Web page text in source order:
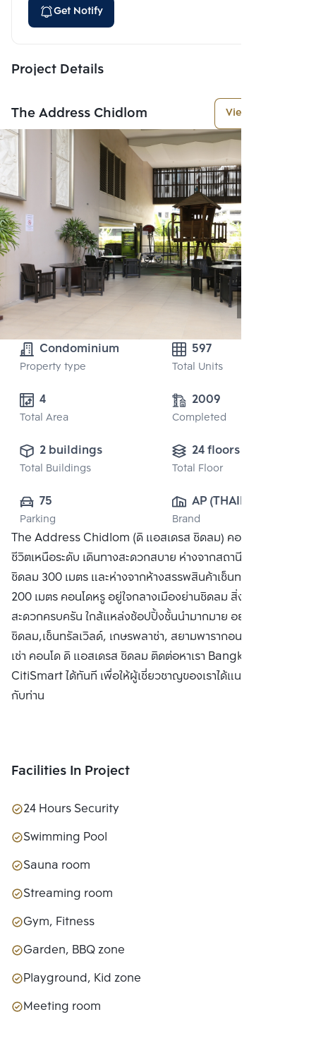
Get Notify
Project Details
The Address Chidlom View More
Condominium
Property type
597
Total Units
4
Total Area
2009
Completed
2 buildings
Total Buildings
24 floors
Total Floor
75
Parking
AP (THAILAND)
PUBLIC CO.,
LTD.
Brand
The Address Chidlom (ดิ แอสเดรส ชิดลม) คอนโดที่ให้คุณใช้
ชีวิตเหนือระดับ เดินทางสะดวกสบาย ห่างจากสถานีรถไฟฟ้า BTS
ชิดลม 300 เมตร และห่างจากห้างสรรพสินค้าเซ็นทรัล ชิดลม
200 เมตร คอนโดหรู อยู่ใจกลางเมืองย่านชิดลม สิ่งอำนวย
สะดวกครบครัน ใกล้แหล่งช้อปปิ้งชั้นนำมากมาย อย่าง เซ็นทรัล
ชิดลม,เซ็นทรัลเวิลด์, เกษรพลาซ่า, สยามพารากอน ซื้อ ขาย หรือ
เช่า คอนโด ดิ แอสเดรส ชิดลม ติดต่อหาเรา Bangkok
CitiSmart ได้ทันที เพื่อให้ผู้เชี่ยวชาญของเราได้แนะนำคอนโดให้
กับท่าน
Facilities In Project
24 Hours Security
Swimming Pool
Sauna room
Streaming room
Gym, Fitness
Garden, BBQ zone
Playground, Kid zone
Meeting room